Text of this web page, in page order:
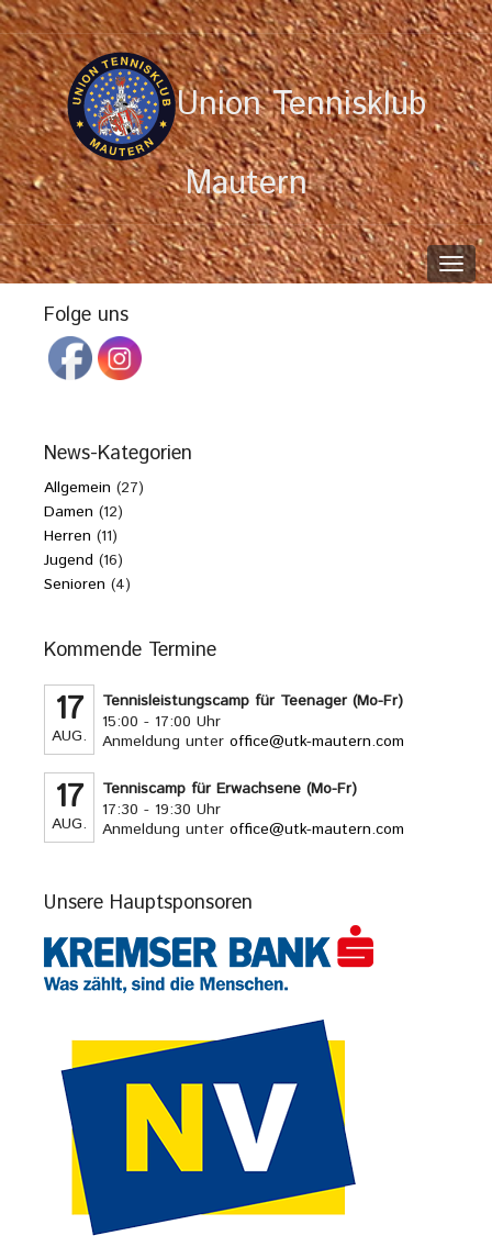
Union Tennisklub
Mautern
Folge uns
News-Kategorien
Allgemein (27)
Damen (12)
Herren (11)
Jugend (16)
Senioren (4)
Kommende Termine
17
AUG.
Tennisleistungscamp für Teenager (Mo-Fr)
15:00 - 17:00 Uhr
Anmeldung unteroffice@utk-mautern.com
17
AUG.
Tenniscamp für Erwachsene (Mo-Fr)
17:30 - 19:30 Uhr
Anmeldung unteroffice@utk-mautern.com
Unsere Hauptsponsoren